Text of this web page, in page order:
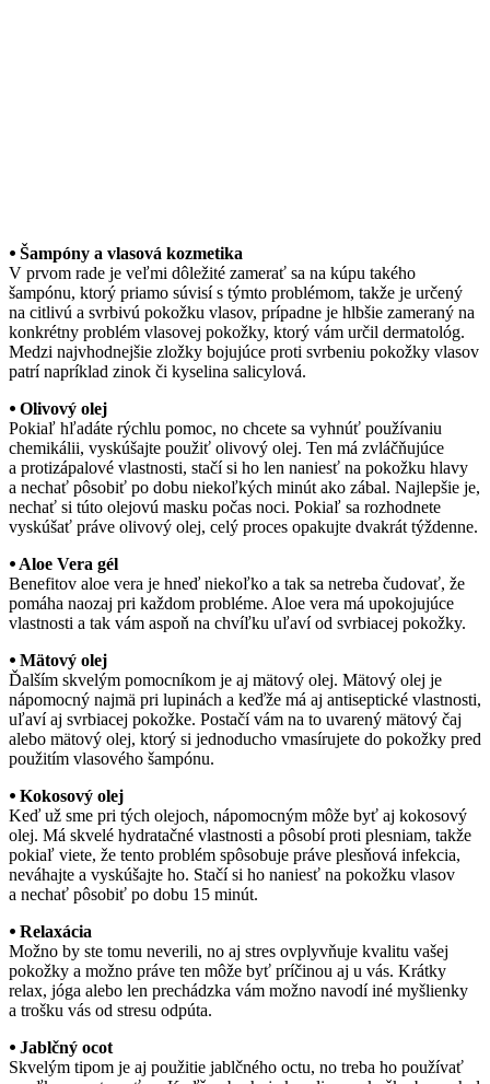
⦁ Šampóny a vlasová kozmetika
V prvom rade je veľmi dôležité zamerať sa na kúpu takého
šampónu, ktorý priamo súvisí s týmto problémom, takže je určený
na citlivú a svrbivú pokožku vlasov, prípadne je hlbšie zameraný na
konkrétny problém vlasovej pokožky, ktorý vám určil dermatológ.
Medzi najvhodnejšie zložky bojujúce proti svrbeniu pokožky vlasov
patrí napríklad zinok či kyselina salicylová.
⦁ Olivový olej
Pokiaľ hľadáte rýchlu pomoc, no chcete sa vyhnúť používaniu
chemikálii, vyskúšajte použiť olivový olej. Ten má zvláčňujúce
a protizápalové vlastnosti, stačí si ho len naniesť na pokožku hlavy
a nechať pôsobiť po dobu niekoľkých minút ako zábal. Najlepšie je,
nechať si túto olejovú masku počas noci. Pokiaľ sa rozhodnete
vyskúšať práve olivový olej, celý proces opakujte dvakrát týždenne.
⦁ Aloe Vera gél
Benefitov aloe vera je hneď niekoľko a tak sa netreba čudovať, že
pomáha naozaj pri každom probléme. Aloe vera má upokojujúce
vlastnosti a tak vám aspoň na chvíľku uľaví od svrbiacej pokožky.
⦁ Mätový olej
Ďalším skvelým pomocníkom je aj mätový olej. Mätový olej je
nápomocný najmä pri lupinách a keďže má aj antiseptické vlastnosti,
uľaví aj svrbiacej pokožke. Postačí vám na to uvarený mätový čaj
alebo mätový olej, ktorý si jednoducho vmasírujete do pokožky pred
použitím vlasového šampónu.
⦁ Kokosový olej
Keď už sme pri tých olejoch, nápomocným môže byť aj kokosový
olej. Má skvelé hydratačné vlastnosti a pôsobí proti plesniam, takže
pokiaľ viete, že tento problém spôsobuje práve plesňová infekcia,
neváhajte a vyskúšajte ho. Stačí si ho naniesť na pokožku vlasov
a nechať pôsobiť po dobu 15 minút.
⦁ Relaxácia
Možno by ste tomu neverili, no aj stres ovplyvňuje kvalitu vašej
pokožky a možno práve ten môže byť príčinou aj u vás. Krátky
relax, jóga alebo len prechádzka vám možno navodí iné myšlienky
a trošku vás od stresu odpúta.
⦁ Jablčný ocot
Skvelým tipom je aj použitie jablčného octu, no treba ho používať